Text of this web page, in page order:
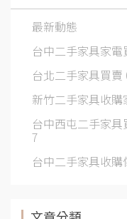
最新動態
台中二手家具家
台北二手家具買
新竹二手家具收
台中西屯二手家
7
台中二手家具收